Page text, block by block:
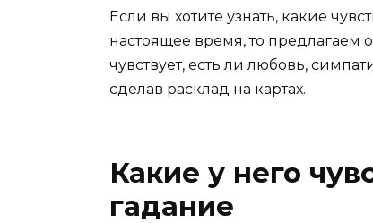
Если вы хотите узнать, какие
настоящее время, то предлагаем
чувствует, есть ли любовь,
сделав расклад на картах.
Какие у него
гадание